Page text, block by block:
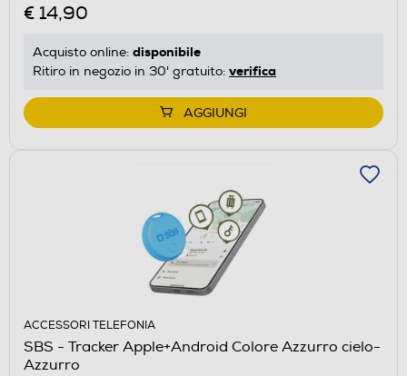
€ 14,90
Acquisto online: disponibile
Ritiro in negozio in 30' gratuito: verifica
AGGIUNGI
ACCESSORI TELEFONIA
SBS - Tracker Apple+Android Colore Azzurro cielo-
Azzurro